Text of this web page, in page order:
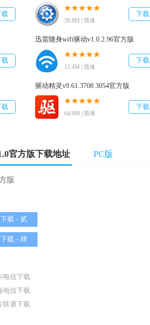
机
非常简单;
官方版 软件截图
载
59.8M | 简体
下载
载
迅雷随身wifi驱动v1.0.2.96官方版
11.4M | 简体
下载
载
驱动精灵v9.61.3708.3054官方版
64.9M | 简体
下载
官方版下载地址 PC版
版
载 - 贰
载 - 肆
电信下载
电信下载
联通下载